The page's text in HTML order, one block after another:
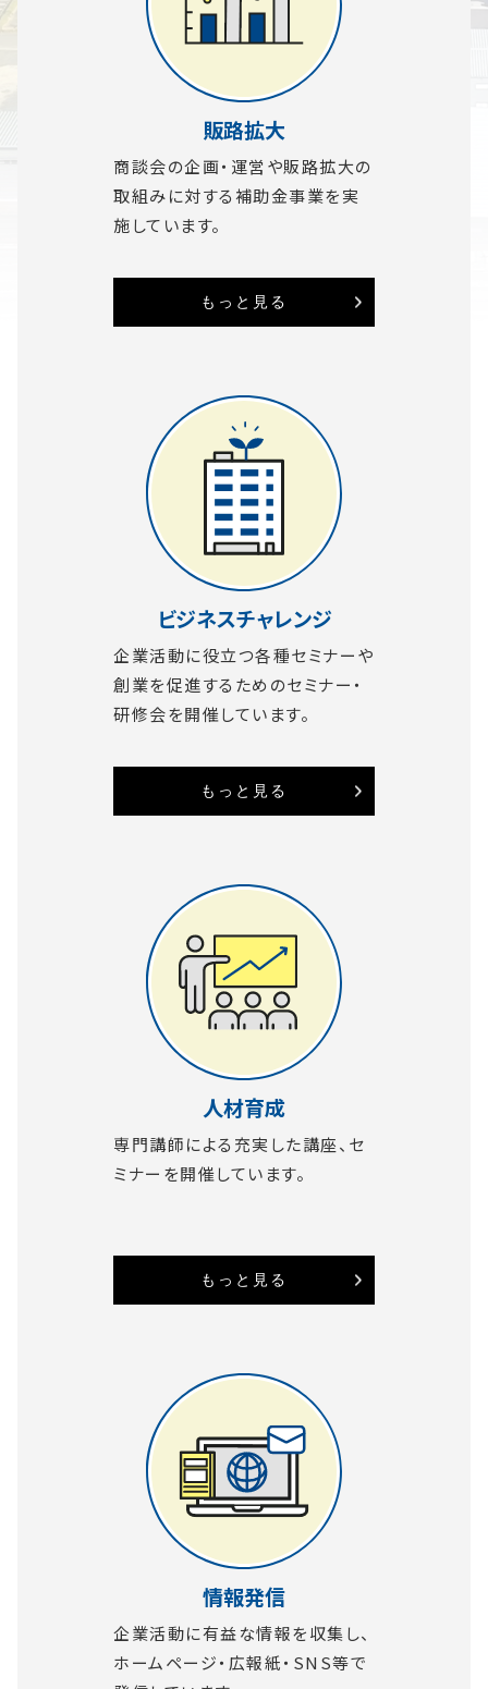
販路拡大
商談会の企画・運営や販路拡大の
取組みに対する補助金事業を実
施しています。
もっと見る
ビジネスチャレンジ
企業活動に役立つ各種セミナーや
創業を促進するためのセミナー・
研修会を開催しています。
もっと見る
人材育成
専門講師による充実した講座、セ
ミナーを開催しています。
もっと見る
情報発信
企業活動に有益な情報を収集し、
ホームページ・広報紙・SNS等で